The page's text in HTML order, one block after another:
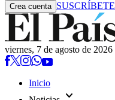
Crea cuenta SUSCRÍBETE
viernes, 7 de agosto de 2026
Inicio
expand_more